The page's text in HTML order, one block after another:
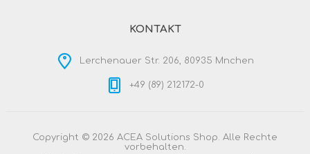
KONTAKT
Lerchenauer Str. 206, 80935 Mnchen
+49 (89) 212172-0
Copyright © 2026 ACEA Solutions Shop. Alle Rechte
vorbehalten.